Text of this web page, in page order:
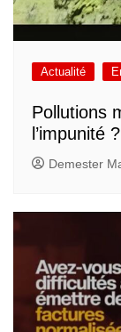
Actualité
Pollutions
l’impunité ?
Demester